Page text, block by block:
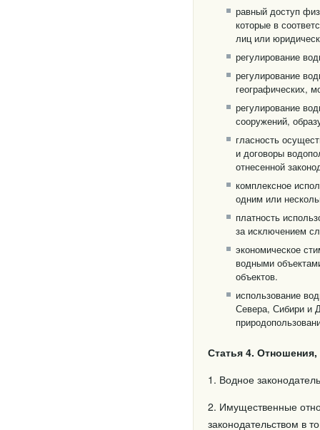
равный доступ
которые в
лиц или
регулирование
регулирование
географических,
регулирование
сооружений,
гласность
и договоры
отнесенной
комплексное
одним или
платность
за исключением
экономическое
водными
объектов.
использование
Севера, Сибири и
Статья 4.
1. Водное
2. Имущественные
законодательством в